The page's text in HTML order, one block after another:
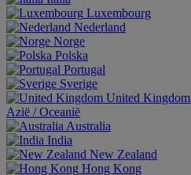
Luxembourg
Nederland
Norge
Polska
Portugal
Sverige
United Kingdom
Aziё / Oceaniё
Australia
India
New Zealand
Hong Kong